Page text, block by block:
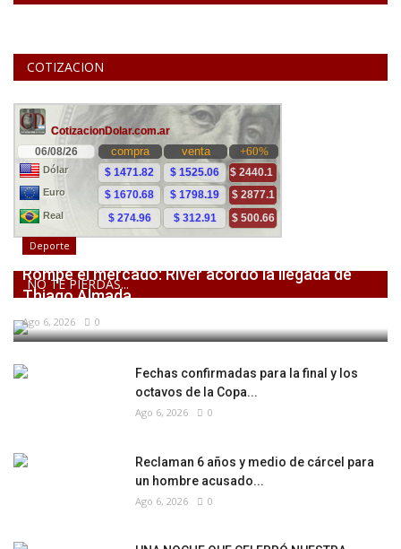
COTIZACION
NO TE PIERDAS...
Deporte
Rompe el mercado: River acordó la llegada de
Thiago Almada
Ago 6, 2026 0
Fechas confirmadas para la final y los
octavos de la Copa...
Ago 6, 2026 0
Reclaman 6 años y medio de cárcel para
un hombre acusado...
Ago 6, 2026 0